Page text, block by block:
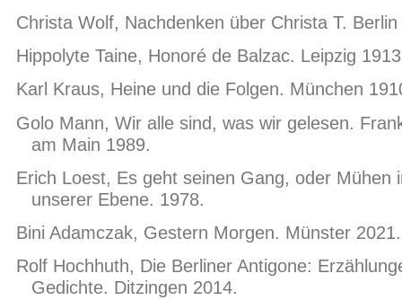
Christa Wolf, Nachdenken über Christa T.
Hippolyte Taine, Honoré de Balzac. Leipzig
Karl Kraus, Heine und die Folgen. München
Golo Mann, Wir alle sind, was wir gelesen.
am Main 1989.
Erich Loest, Es geht seinen Gang, oder Mühen
unserer Ebene. 1978.
Bini Adamczak, Gestern Morgen. Münster 2021.
Rolf Hochhuth, Die Berliner Antigone:
Gedichte. Ditzingen 2014.